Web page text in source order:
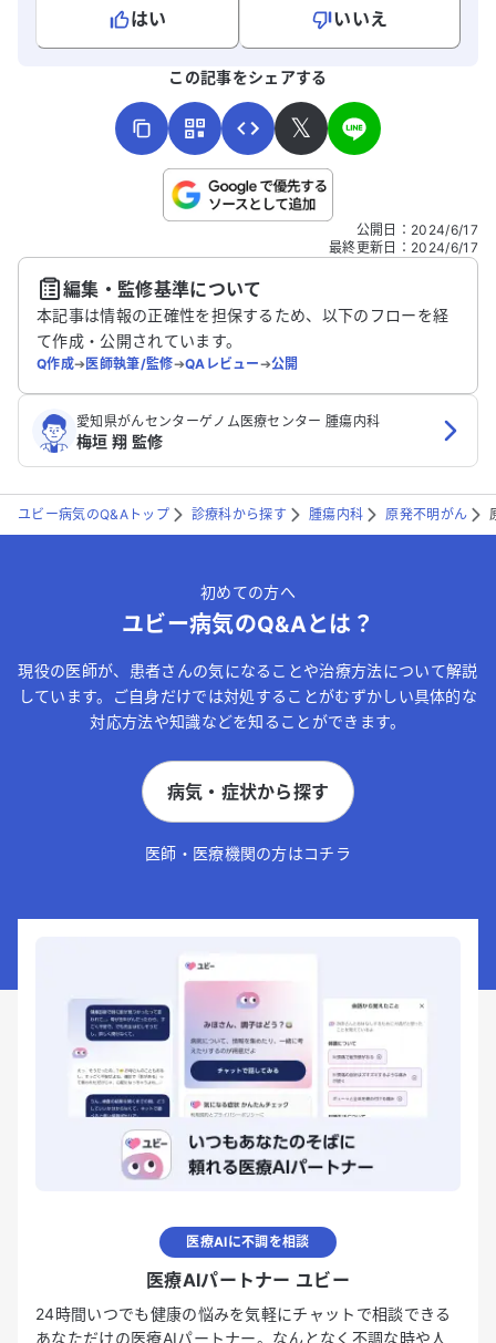
はい
いいえ
こちらは送信専用のフォームです。氏名やご自身の病気の詳細な
送信する
この記事をシェアする
𝕏
公開日 ： 2024/6/17
最終更新日 ： 2024/6/17
編集・監修基準について
本記事は情報の正確性を担保するため、以下のフローを経
て作成・公開されています。
Q作成➔医師執筆/監修➔QAレビュー➔公開
愛知県がんセンターゲノム医療センター 腫瘍内科
梅垣 翔 監修
ユビー病気のQ&Aトップ 診療科から探す 腫瘍内科 原発不明がん
初めての方へ
ユビー病気のQ&Aとは？
現役の医師が、患者さんの気になることや治療方法について解説
しています。ご自身だけでは対処することがむずかしい具体的な
対応方法や知識などを知ることができます。
病気・症状から探す
医師・医療機関の方はコチラ
医療AIに不調を相談
医療AIパートナー ユビー
24時間いつでも健康の悩みを気軽にチャットで相談できる
あなただけの医療AIパートナー。なんとなく不調な時や人